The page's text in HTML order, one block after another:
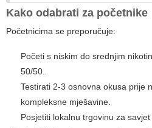
Kako odabrati za početnike
Početnicima se preporučuje:
Početi s niskim do srednjim
50/50.
Testirati 2-3 osnovna okusa prije
kompleksne mješavine.
Posjetiti lokalnu trgovinu za